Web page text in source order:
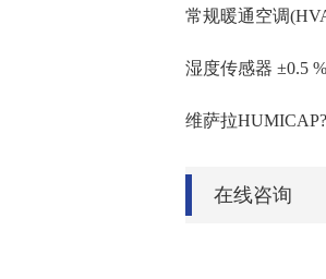
常规暖通空调
湿度传感器 ±0.5
维萨拉
在线咨询